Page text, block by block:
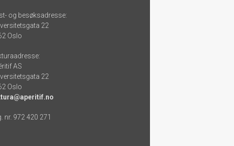
og besøksadresse:
22
Oslo
AS
22
Oslo
nr. 972 420 271